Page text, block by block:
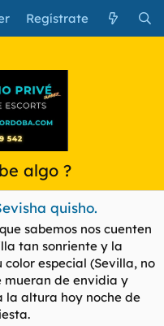
Regístrate
algo ?
quisho.
sabemos nos cuenten
tan sonriente y la
especial (Sevilla, no
mueran de envidia y
la altura hoy noche de